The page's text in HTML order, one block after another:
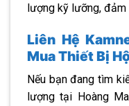
lượng kỹ lưỡng, đảm
Liên Hệ
Mua Thiết Bị
Nếu bạn đang tìm
lượng tại Hoàng